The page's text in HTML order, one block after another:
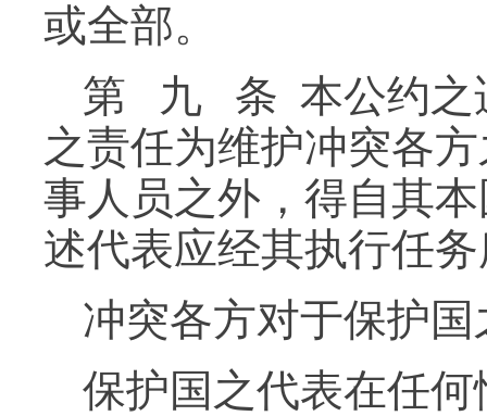
或全部。
第 九 条 本公约之
之责任为维护冲突各
事人员之外，得自其
述代表应经其执行任
冲突各方对于保护
保护国之代表在任